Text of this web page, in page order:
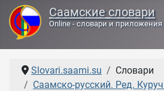
Саамские словари
Online - словари и приложения
Slovari.saami.su
Словари
Саамско-русский. Ред.